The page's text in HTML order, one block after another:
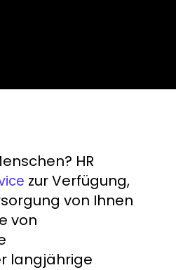
HR
zur Verfügung,
von Ihnen
von
langjährige